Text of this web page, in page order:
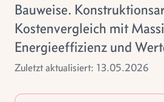
Bauweise.
Kostenvergleich mit
Energieeffizienz und
Zuletzt aktualisiert: 13.05.2026